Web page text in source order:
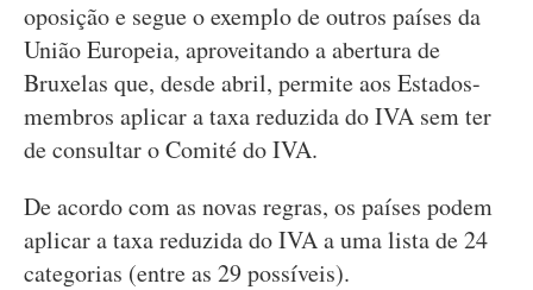
oposição e segue o exemplo de outros países da
União Europeia, aproveitando a abertura de
Bruxelas que, desde abril, permite aos Estados-
membros aplicar a taxa reduzida do IVA sem ter
de consultar o Comité do IVA.
De acordo com as novas regras, os países podem
aplicar a taxa reduzida do IVA a uma lista de 24
categorias (entre as 29 possíveis).